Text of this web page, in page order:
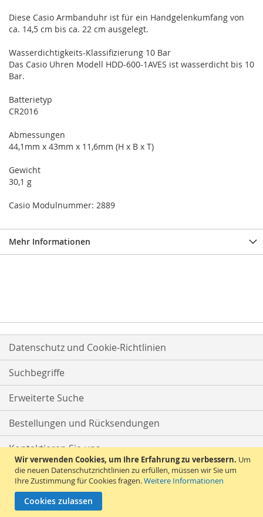
Wir verwenden Cookies, um Ihre Erfahrung zu verbessern. Um
die neuen Datenschutzrichtlinien zu erfüllen, müssen wir Sie um
Ihre Zustimmung für Cookies fragen.Weitere Informationen
Cookies zulassen
Diese Casio Armbanduhr ist für ein Handgelenkumfang von
ca. 14,5 cm bis ca. 22 cm ausgelegt.
Wasserdichtigkeits-Klassifizierung 10 Bar
Das Casio Uhren Modell HDD-600-1AVES ist wasserdicht bis 10
Bar.
Batterietyp
CR2016
Abmessungen
44,1mm x 43mm x 11,6mm (H x B x T)
Gewicht
30,1 g
Casio Modulnummer: 2889
Mehr Informationen
Datenschutz und Cookie-Richtlinien
Suchbegriffe
Erweiterte Suche
Bestellungen und Rücksendungen
Kontaktieren Sie uns
© 2026 Versandhandel Bigo-Ta